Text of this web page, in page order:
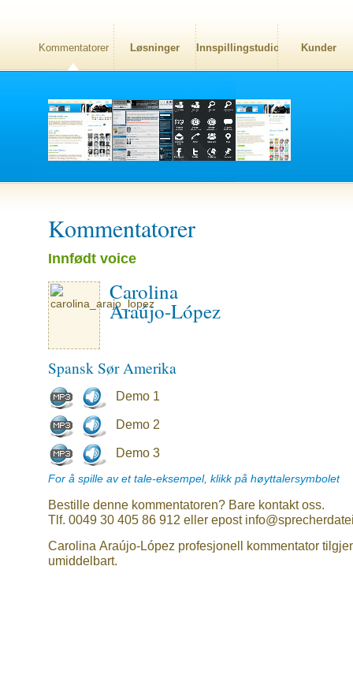
Kommentatorer Løsninger Innspillingstudio Kunder
Kommentatorer
Innfødt voice
Carolina
Araújo-López
Spansk Sør Amerika
Demo 1
Demo 2
Demo 3
For å spille av et tale-eksempel, klikk på høyttalersymbolet
Bestille denne kommentatoren? Bare kontakt oss.
Tlf. 0049 30 405 86 912 eller epost
Carolina Araújo-López profesjonell kommentator
umiddelbart.